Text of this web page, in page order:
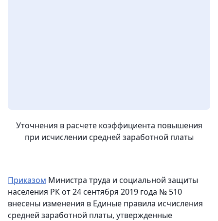
Уточнения в расчете коэффициента повышения
при исчислении средней заработной платы
Приказом Министра труда и социальной защиты
населения РК от 24 сентября 2019 года № 510
внесены изменения в Единые правила исчисления
средней заработной платы, утвержденные